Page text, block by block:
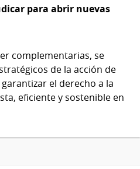
para abrir nuevas
complementarias, se
de la acción de
el derecho a la
eficiente y sostenible en